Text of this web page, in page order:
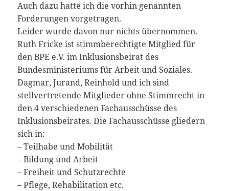
Auch dazu hatte ich die vorhin genannten
Forderungen vorgetragen.
Leider wurde davon nur nichts übernommen.
Ruth Fricke ist stimmberechtigte Mitglied für
den BPE e.V. im Inklusionsbeirat des
Bundesministeriums für Arbeit und Soziales.
Dagmar, Jurand, Reinhold und ich sind
stellvertretende Mitglieder ohne Stimmrecht in
den 4 verschiedenen Fachausschüsse des
Inklusionsbeirates. Die Fachausschüsse gliedern
sich in:
– Teilhabe und Mobilität
– Bildung und Arbeit
– Freiheit und Schutzrechte
– Pflege, Rehabilitation etc.